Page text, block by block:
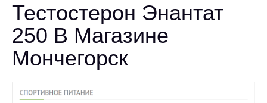
Тестостерон Энантат
250 В Магазине
Мончегорск